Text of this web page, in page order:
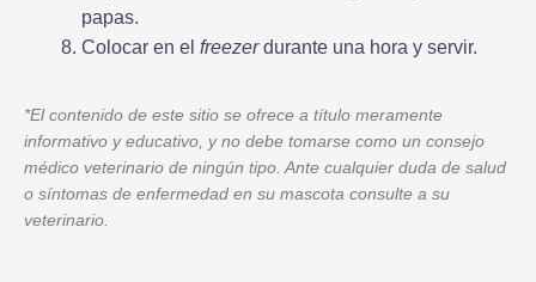
papas.
Colocar en el freezerdurante una hora y servir.
*El contenido de este sitio se ofrece a título meramente
informativo y educativo, y no debe tomarse como un consejo
médico veterinario de ningún tipo. Ante cualquier duda de salud
o síntomas de enfermedad en su mascota consulte a su
veterinario.